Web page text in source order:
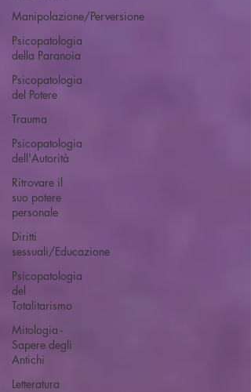
Manipolazione/Perversione
Psicopatologia
della Paranoia
Psicopatologia
del Potere
Trauma
Psicopatologia
dell'Autorità
Ritrovare il
suo potere
personale
Diritti
sessuali/Educazione
Psicopatologia
del
Totalitarismo
Mitologia -
Sapere degli
Antichi
Letteratura